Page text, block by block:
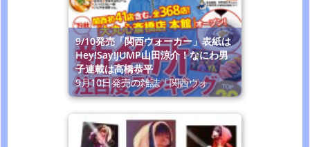
9/10発売「関西ウォーカー」表紙は
Hey!Say!JUMP山田涼介！なにわ男
子連載は高橋恭平
9月10日発売の雑誌「関西ウォ